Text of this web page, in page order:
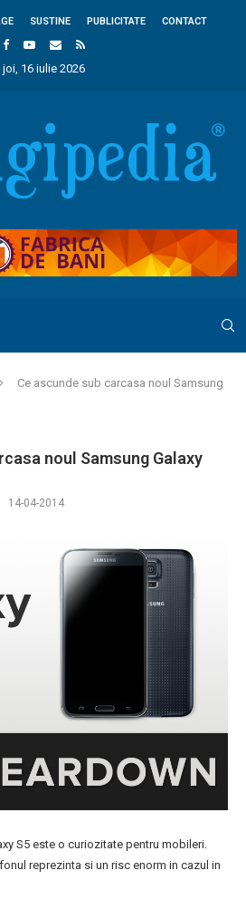
SUSTINE PUBLICITATE CONTACT
joi, 16 iulie 2026
Ce ascunde sub carcasa noul Samsung
noul Samsung Galaxy
14-04-2014
S5 este o curiozitate pentru mobileri.
reprezinta si un risc enorm in cazul in